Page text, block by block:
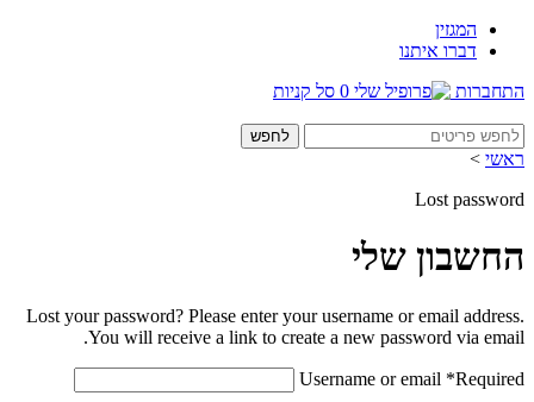
המגזין
דברו איתנו
התחברות
0 סל קניות
ראשי >
Lost password
החשבון שלי
Lost your password? Please enter your username or email address.
You will receive a link to create a new password via email.
Username or email *Required